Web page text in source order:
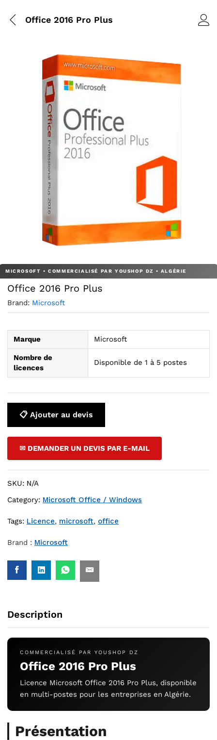
Office 2016 Pro Plus
Office 2016 Pro Plus
Brand: Microsoft
Marque Microsoft
Nombre de
licences
Disponible de 1 à 5 postes
📋 Ajouter au devis
✉ DEMANDER UN DEVIS PAR E-MAIL
SKU: N/A
Category: Microsoft Office / Windows
Tags: Licence, microsoft, office
Brand : Microsoft
Description
COMMERCIALISÉ PAR YOUSHOP DZ
Office 2016 Pro Plus
Licence Microsoft Office 2016 Pro Plus, disponible
en multi-postes pour les entreprises en Algérie.
Présentation